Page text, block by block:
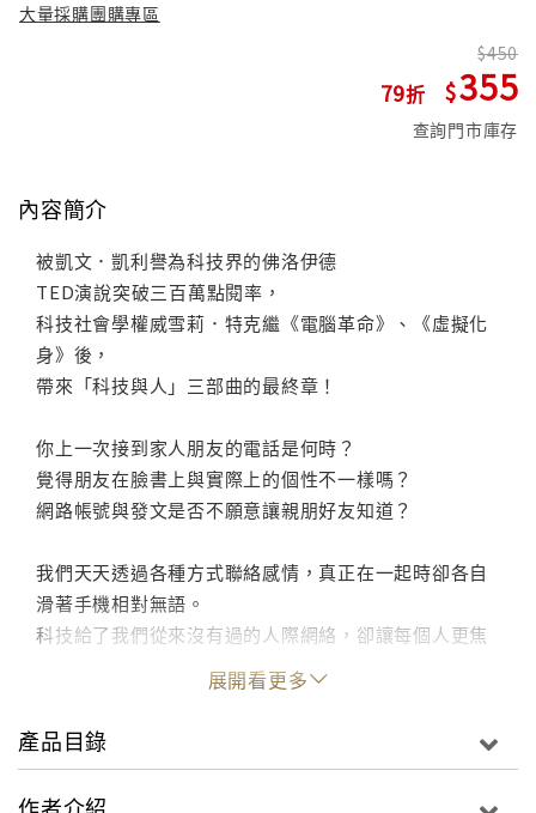
大量採購團購專區
79
450
355
查詢門市庫存
內容簡介
被凱文．凱利譽為科技界的佛洛伊德
TED演說突破三百萬點閱率，
科技社會學權威雪莉．特克繼《電腦革命》、《虛擬化
身》後，
帶來「科技與人」三部曲的最終章！
你上一次接到家人朋友的電話是何時？
覺得朋友在臉書上與實際上的個性不一樣嗎？
網路帳號與發文是否不願意讓親朋好友知道？
我們天天透過各種方式聯絡感情，真正在一起時卻各自
滑著手機相對無語。
科技給了我們從來沒有過的人際網絡，卻讓每個人更焦
這是因為資訊技術在給人們帶來溝通便利的同時，也使
展開看更多
產品目錄